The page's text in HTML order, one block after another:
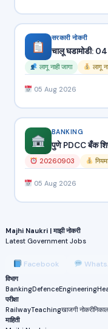
सरकारी नोकरी
चालू घडामोडी:
लागू नाही जागा लागू
05 Aug 2026
BANKING
पुणे PDCC बँक
20260903
05 Aug 2026
Majhi Naukri | माझी नोकरी
Latest Government Jobs
Facebook
विभाग
BankingDefenceEngineering
परीक्षा
RailwayTeachingखाजगी नोकरीनिकाल
माहिती